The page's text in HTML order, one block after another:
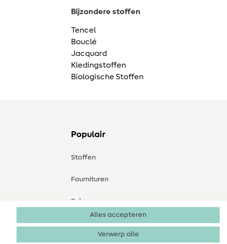
Bijzondere stoffen
Tencel
Bouclé
Jacquard
Kledingstoffen
Biologische Stoffen
Populair
Stoffen
Fournituren
Sale
Alles accepteren
Verwerp alle